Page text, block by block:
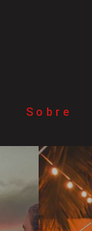
Sobre